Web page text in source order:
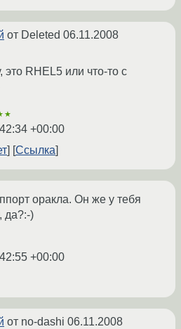
от Deleted 06.11.2008
это RHEL5 или что-то с
+00:00
Ссылка
оракла. Он же у тебя
да?:-)
+00:00
от no-dashi 06.11.2008